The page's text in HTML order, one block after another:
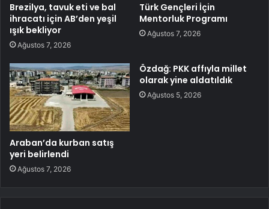
Brezilya, tavuk eti ve bal
ihracatı için AB’den yeşil
ışık bekliyor
Ağustos 7, 2026
Türk Gençleri İçin
Mentorluk Programı
Ağustos 7, 2026
Araban’da kurban satış
yeri belirlendi
Ağustos 7, 2026
Özdağ: PKK affıyla millet
olarak yine aldatıldık
Ağustos 5, 2026